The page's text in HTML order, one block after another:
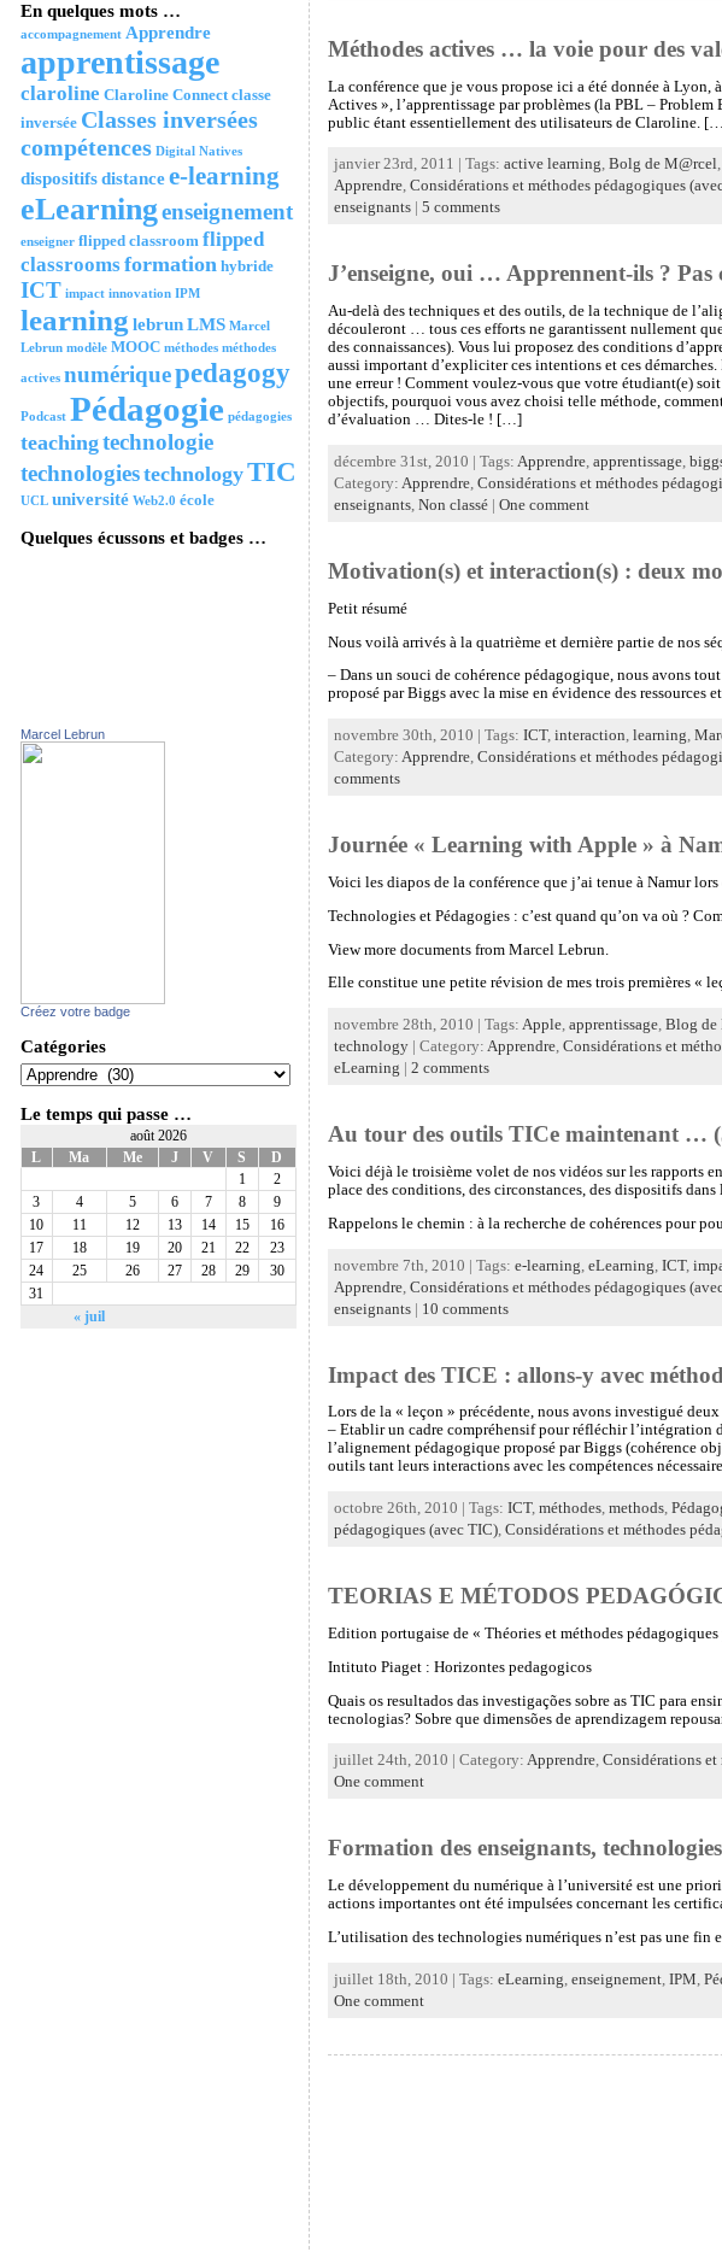
En quelques mots …
accompagnement Apprendre
apprentissage
claroline Claroline Connect classe
inversée Classes inversées
compétences Digital Natives
dispositifsdistancee-learning
eLearningenseignement
enseigner flipped classroom flipped
classroomsformation hybride
ICT impact innovation IPM
learning lebrunLMS Marcel
Lebrun modèle MOOC méthodes méthodes
actives numériquepedagogy
Podcast Pédagogie pédagogies
teachingtechnologie
technologiestechnologyTIC
UCL université Web2.0 école
Quelques écussons et badges …
Marcel Lebrun
Créez votre badge
Catégories
Le temps qui passe …
août 2026
L
Ma Me J V S D
« juil
1
2
3
4 5 6 7 8
9
10
11 12 13 14 15
16
17
18 19 20 21 22
23
24
25 26 27 28 29
30
31
Méthodes actives … la voie pour des
La conférence que je vous propose ici a été donnée à
Actives », l’apprentissage par problèmes (la PBL –
public étant essentiellement des utilisateurs de Claroline.
janvier 23rd, 2011 | Tags: active learning, Bolg de M@rcel,
Apprendre, Considérations et méthodes pédagogiques
enseignants| 5 comments
J’enseigne, oui … Apprennent-ils ?
Au-delà des techniques et des outils, de la technique de
découleront … tous ces efforts ne garantissent nullement
des connaissances). Vous lui proposez des conditions
aussi important d’expliciter ces intentions et ces
une erreur ! Comment voulez-vous que votre étudiant(e) soit
objectifs, pourquoi vous avez choisi telle méthode,
d’évaluation … Dites-le ! […]
décembre 31st, 2010 | Tags: Apprendre, apprentissage,
Category: Apprendre, Considérations et méthodes
enseignants, Non classé| One comment
Motivation(s) et interaction(s) : deux
Petit résumé
Nous voilà arrivés à la quatrième et dernière partie de nos
– Dans un souci de cohérence pédagogique, nous avons
proposé par Biggs avec la mise en évidence des ressources
novembre 30th, 2010 | Tags: ICT, interaction, learning,
Category: Apprendre, Considérations et méthodes
comments
Journée « Learning with Apple » à
Voici les diapos de la conférence que j’ai tenue à Namur
Technologies et Pédagogies : c’est quand qu’on va où ?
View more documents from Marcel Lebrun.
Elle constitue une petite révision de mes trois premières «
novembre 28th, 2010 | Tags: Apple, apprentissage, Blog de
technology| Category: Apprendre, Considérations et
eLearning
2 comments
Au tour des outils TICe maintenant …
Voici déjà le troisième volet de nos vidéos sur les rapports
place des conditions, des circonstances, des dispositifs
Rappelons le chemin : à la recherche de cohérences pour
novembre 7th, 2010 | Tags: e-learning eLearning ICT,
Apprendre, Considérations et méthodes pédagogiques
enseignants| 10 comments
Impact des TICE : allons-y avec
Lors de la « leçon » précédente, nous avons investigué
– Etablir un cadre compréhensif pour réfléchir l’intégration
l’alignement pédagogique proposé par Biggs (cohérence
outils tant leurs interactions avec les compétences
octobre 26th, 2010 | Tags: ICT, méthodes, methods,
pédagogiques (avec TIC), Considérations et méthodes
TEORIAS E MÉTODOS
Edition portugaise de « Théories et méthodes
Intituto Piaget : Horizontes pedagogicos
Quais os resultados das investigações sobre as TIC para
tecnologias? Sobre que dimensões de aprendizagem
juillet 24th, 2010 | Category: Apprendre, Considérations et
One comment
Formation des enseignants,
Le développement du numérique à l’université est une
actions importantes ont été impulsées concernant les
L’utilisation des technologies numériques n’est pas une
juillet 18th, 2010 | Tags: eLearning enseignement, IPM
One comment